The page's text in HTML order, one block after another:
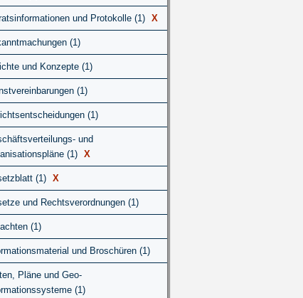
und Protokolle (1) X
(1)
und Konzepte (1)
(1)
(1)
und
(1)
X
(1) X
und Rechtsverordnungen (1)
(1)
und Broschüren (1)
Pläne und Geo-
(1)